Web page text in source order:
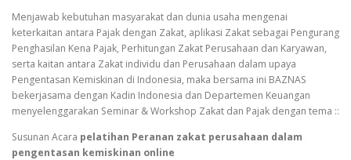
Menjawab kebutuhan masyarakat dan dunia usaha mengenai
keterkaitan antara Pajak dengan Zakat, aplikasi Zakat sebagai Pengurang
Penghasilan Kena Pajak, Perhitungan Zakat Perusahaan dan Karyawan,
serta kaitan antara Zakat individu dan Perusahaan dalam upaya
Pengentasan Kemiskinan di Indonesia, maka bersama ini BAZNAS
bekerjasama dengan Kadin Indonesia dan Departemen Keuangan
menyelenggarakan Seminar & Workshop Zakat dan Pajak dengan tema ::
Susunan Acara pelatihan Peranan zakat perusahaan dalam
pengentasan kemiskinan online